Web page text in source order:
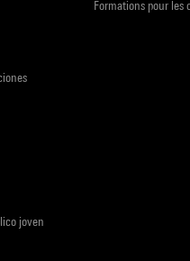
joven
Formations pour